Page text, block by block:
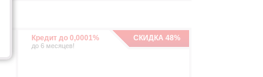
Кредит до 0,0001%
до 6 месяцев!
СКИДКА 48%